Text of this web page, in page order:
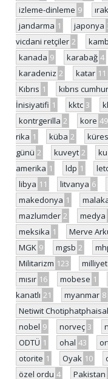
izleme-dinleme 9 ırak
jandarma 1 japonya
vicdani retçiler 2
kanada 9 karabağ 4
karadeniz 2 katar 11
Kıbrıs 1 kıbrıs
İnisiyatifi 1 kktc 3
kontrgerilla 2 kore 49
rika 1 küba 2
günü 2 kuveyt 2
amerika 1 ldp 1
libya 11 litvanya 6
makedonya 1
mazlumder 2 medya
meksika 1 Merve
MGK 9 mgsb 2
Militarizm 123
mısır 16 mobese 1
kanatlı 21 myanmar 8
Netiwit Chotiphatphaisal
nobel 9 norveç 3
ODTÜ 1 ohal 43
otorite 1 Oyak 10
özel ordu 4 Pakistan